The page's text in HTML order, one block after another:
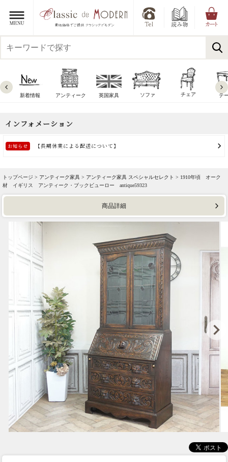
新着情報 アンティーク 英国家具 ソファ チェア テ
トップページ > アンティーク家具 > アンティーク家具 スペシャルセレクト > 1910年頃 オーク
材 イギリス アンティーク・ブックビューロー antique59323
商品詳細